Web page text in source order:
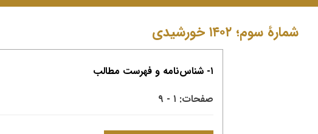
شمارۀ سوم؛ ۱۴۰۲ خورشیدی
۱- شناس‌نامه و فهرست مطالب
صفحات: ۱ - ۹